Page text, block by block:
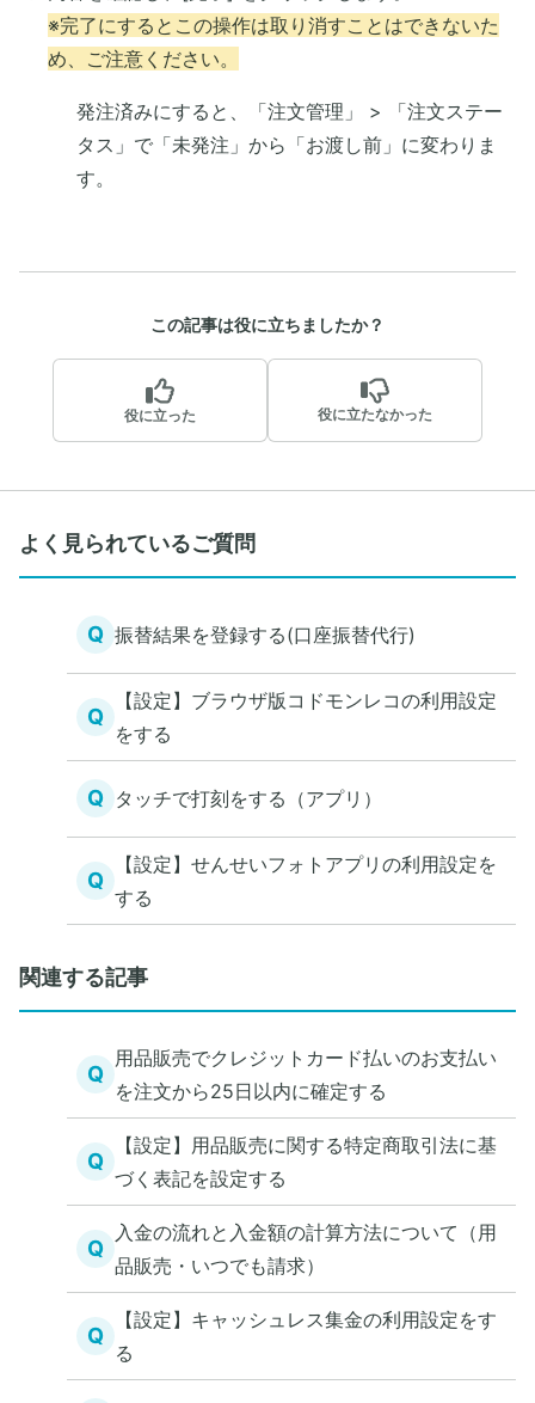
※完了にするとこの操作は取り消すことはできないた
め、ご注意ください。
発注済みにすると、「注文管理」 > 「注文ステー
タス」で「未発注」から「お渡し前」に変わりま
す。
この記事は役に立ちましたか？
役に立った 役に立たなかった
よく見られているご質問
Q 振替結果を登録する(口座振替代行)
Q
【設定】ブラウザ版コドモンレコの利用設定
をする
Q タッチで打刻をする（アプリ）
Q
【設定】せんせいフォトアプリの利用設定を
する
関連する記事
Q
用品販売でクレジットカード払いのお支払い
を注文から25日以内に確定する
Q
【設定】用品販売に関する特定商取引法に基
づく表記を設定する
Q
入金の流れと入金額の計算方法について（用
品販売・いつでも請求）
Q
【設定】キャッシュレス集金の利用設定をす
る